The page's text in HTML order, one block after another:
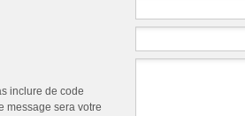
inclure de code
message sera votre